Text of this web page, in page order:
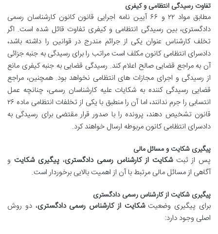
تفاوت رسیدگی انتظامی و کیفری
مطابق مواد ۲۲ و ۶۶ آیین نامه اجرایی قانون کانون کارشناسان رسمی
دادگستری، بین رسیدگی انتظامی و کیفری تفاوت قائل شده است. اگر
تخلف کارشناس عنوان یکی از جرائم مندرج در قوانین را داشته باشد،
دادسرای انتظامی کانون مکلف است مراتب را برای رسیدگی به جنبه جزائی
آن به مراجع قضایی صالح اعلام کند. رسیدگی قضایی به جنبه کیفری مانع
از رسیدگی و اجرای مجازات های انتظامی نخواهد بود. همچنین، مراجع
قضایی رسیدگی کننده به شکایات علیه کارشناسان رسمی، چنانچه عمل
انتسابی را جرم ندانند، اما آن را منطبق با یکی از تخلفات انتظامی ماده ۲۶
قانون تشخیص دهند، پرونده را با صدور قرار مقتضی برای رسیدگی به
دادسرای انتظامی کانون مربوطه ارسال خواهند کرد.
پیگیری شکایت و مسائل مالی
پس از ثبتشکایت از کارشناس رسمی دادگستری، پیگیری شکایت و
آگاهی از مسائل مالی مرتبط با آن از اهمیت بالایی برخوردار است.
پیگیری شکایت از کارشناس رسمی دادگستری
برای پیگیری وضعیتشکایت از کارشناس رسمی دادگستری، دو روش
اصلی وجود دارد: